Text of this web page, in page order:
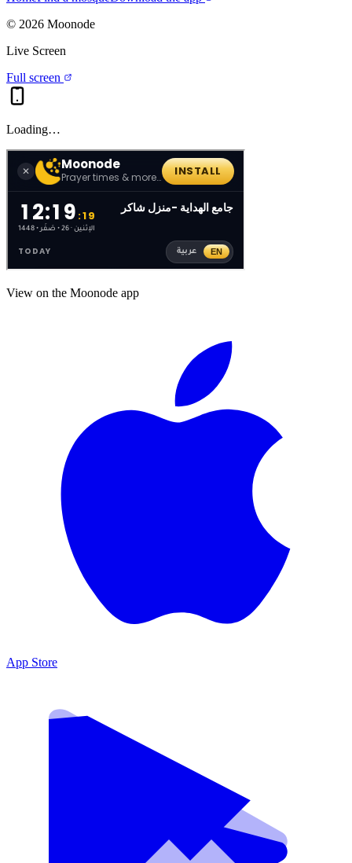
© 2026 Moonode
Live Screen
Full screen
Loading…
View on the Moonode app
App Store